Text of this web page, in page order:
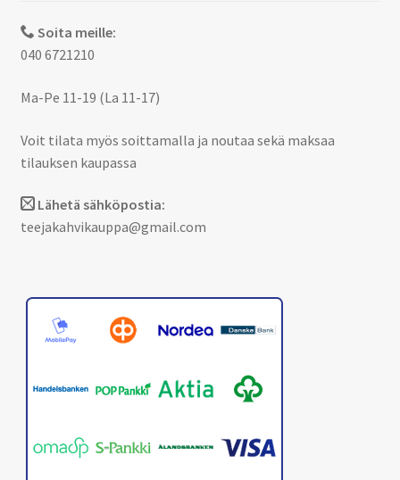
Soita meille:
040 6721210
Ma-Pe 11-19 (La 11-17)
Voit tilata myös soittamalla ja noutaa sekä maksaa
tilauksen kaupassa
Lähetä sähköpostia:
teejakahvikauppa@gmail.com